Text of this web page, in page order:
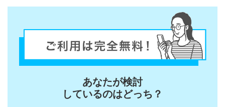
あなたが検討
しているのはどっち？